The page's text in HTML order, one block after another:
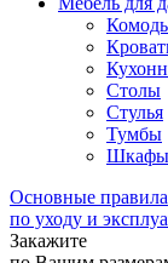
Столы
Стулья
Тумбы
Шкафы
Основные правила
по уходу и
Закажите